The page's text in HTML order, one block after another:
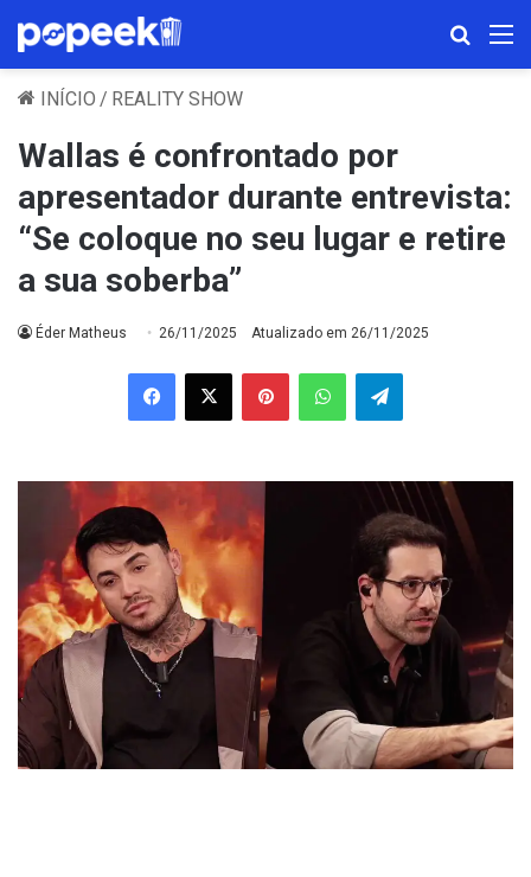
INÍCIO / REALITY SHOW
Wallas é confrontado por
apresentador durante entrevista:
“Se coloque no seu lugar e retire
a sua soberba”
Éder Matheus 26/11/2025 Atualizado em 26/11/2025
Facebook
X PinterestWhatsAppTelegram